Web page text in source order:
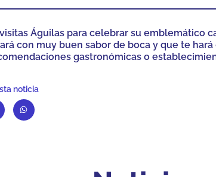
Águilas para celebrar su emblemático
con muy buen sabor de boca y que te
gastronómicas o
noticia